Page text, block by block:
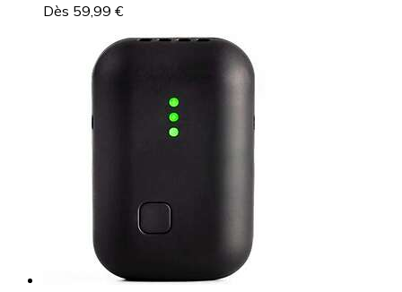
Dès 59,99 €